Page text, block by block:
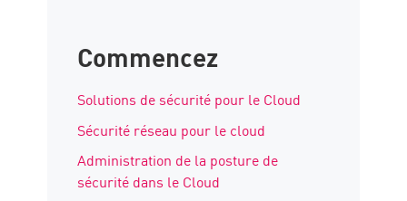
Commencez
Solutions de sécurité pour le Cloud
Sécurité réseau pour le cloud
Administration de la posture de
sécurité dans le Cloud